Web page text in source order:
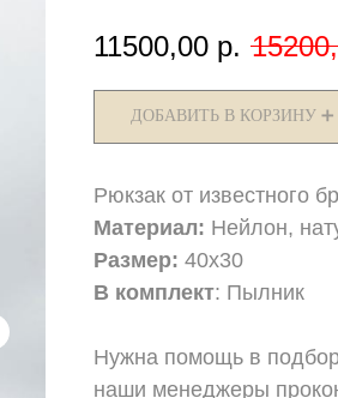
11500,00 р.
ДОБАВИТЬ В КОРЗИНУ ➕
Рюкзак от известного
Материал: Нейлон,
Размер: 40х30
В комплект: Пылник
Нужна помощь в
наши менеджеры